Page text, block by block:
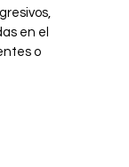
en el
o